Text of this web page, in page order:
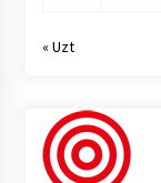
« Uzt